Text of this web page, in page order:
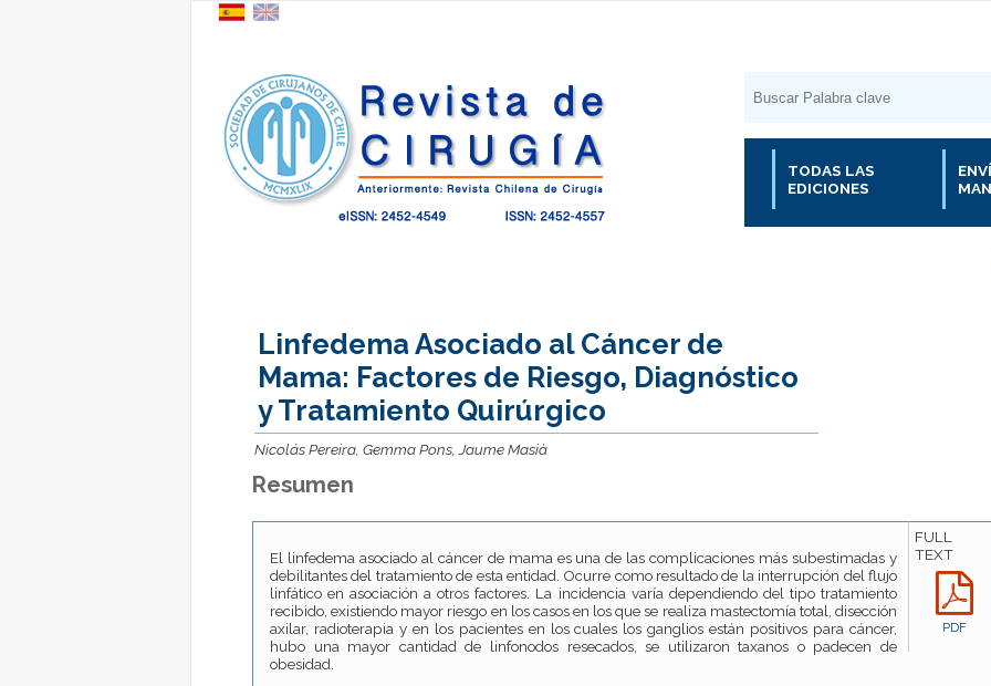
TODAS LAS
EDICIONES
Linfedema Asociado al Cáncer de
Mama: Factores de Riesgo, Diagnóstico
y Tratamiento Quirúrgico
Nicolás Pereira, Gemma Pons, Jaume Masià
Resumen
FULL
TEXT
PDF
El linfedema asociado al cáncer de mama es una de las complicaciones más subestimadas y
debilitantes del tratamiento de esta entidad. Ocurre como resultado de la interrupción del flujo
linfático en asociación a otros factores. La incidencia varía dependiendo del tipo tratamiento
recibido, existiendo mayor riesgo en los casos en los que se realiza mastectomía total, disección
axilar, radioterapia y en los pacientes en los cuales los ganglios están positivos para cáncer,
hubo una mayor cantidad de linfonodos resecados, se utilizaron taxanos o padecen de
obesidad.